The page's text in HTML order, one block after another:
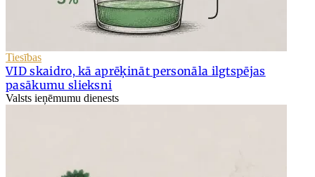
Tiesības
VID skaidro, kā aprēķināt personāla ilgtspējas
pasākumu slieksni
Valsts ieņēmumu dienests